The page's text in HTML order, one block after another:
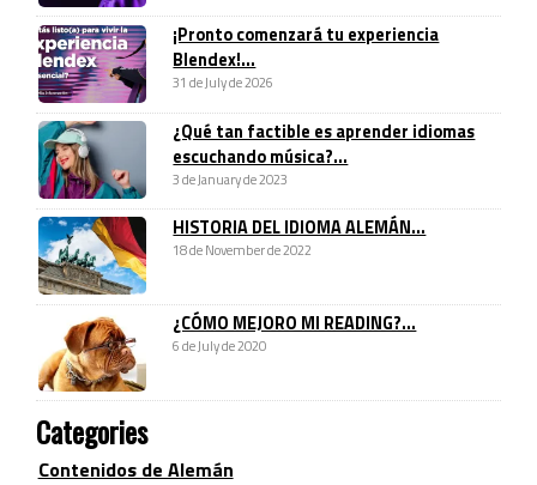
¡Pronto comenzará tu experiencia
Blendex!...
31 de July de 2026
¿Qué tan factible es aprender idiomas
escuchando música?...
3 de January de 2023
HISTORIA DEL IDIOMA ALEMÁN...
18 de November de 2022
¿CÓMO MEJORO MI READING?...
6 de July de 2020
Categories
Contenidos de Alemán